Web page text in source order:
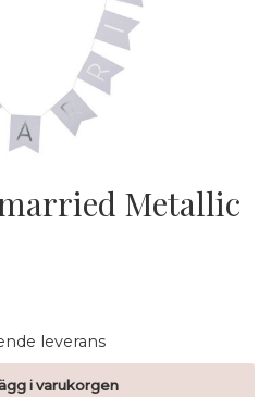
Metallic
leverans
i varukorgen